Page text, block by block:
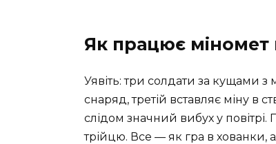
Як працює міномет
Уявіть: три солдати за кущами
снаряд, третій вставляє міну в
слідом значний вибух у
трійцю. Все — як гра в хованки,